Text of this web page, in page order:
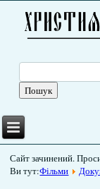
Сайт зачинений.
Ви тут:Фільми